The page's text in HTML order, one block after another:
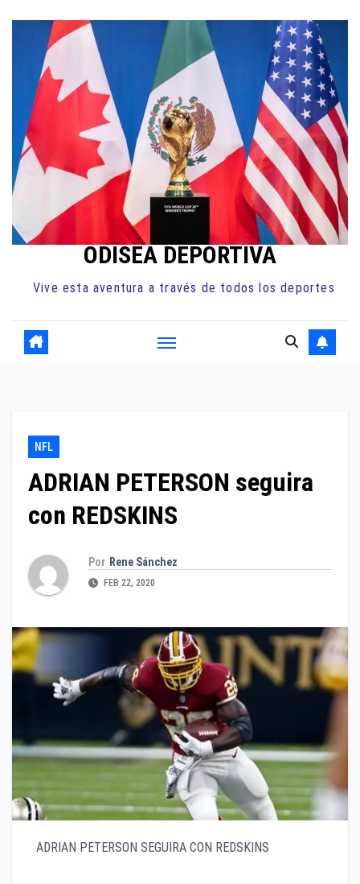
contenido
ODISEA DEPORTIVA
Vive esta aventura a través de todos los deportes
NFL
ADRIAN PETERSON seguira
con REDSKINS
Por Rene Sánchez
FEB 22, 2020
ADRIAN PETERSON SEGUIRA CON REDSKINS